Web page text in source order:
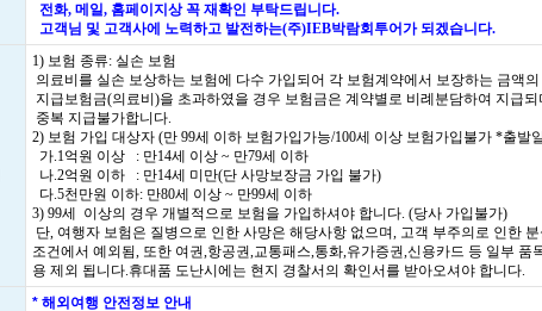
전화, 메일, 홈페이지상 꼭 재확인 부탁드립니다.
고객님 및 고객사에 노력하고 발전하는(주)IEB박람회투어가 되겠습니다.
1) 보험 종류: 실손 보험
의료비를 실손 보상하는 보험에 다수 가입되어 각 보험계약에서 보장하는 금액
지급보험금(의료비)을 초과하였을 경우 보험금은 계약별로 비례분담하여 지급되
중복 지급불가합니다.
2) 보험 가입 대상자 (만 99세 이하 보험가입가능/100세 이상 보험가입불가 *출발
가.1억원 이상 : 만14세 이상 ~ 만79세 이하
나.2억원 이하 : 만14세 미만(단 사망보장금 가입 불가)
다.5천만원 이하: 만80세 이상 ~ 만99세 이하
3) 99세 이상의 경우 개별적으로 보험을 가입하셔야 합니다. (당사 가입불가)
단, 여행자 보험은 질병으로 인한 사망은 해당사항 없으며, 고객 부주의로 인한
조건에서 예외됨, 또한 여권,항공권,교통패스,통화,유가증권,신용카드 등 일부 품
용 제외 됩니다.휴대품 도난시에는 현지 경찰서의 확인서를 받아오셔야 합니다.
* 해외여행 안전정보 안내